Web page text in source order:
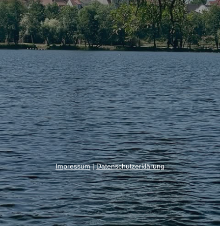
Impressum|Datenschutzerklärung